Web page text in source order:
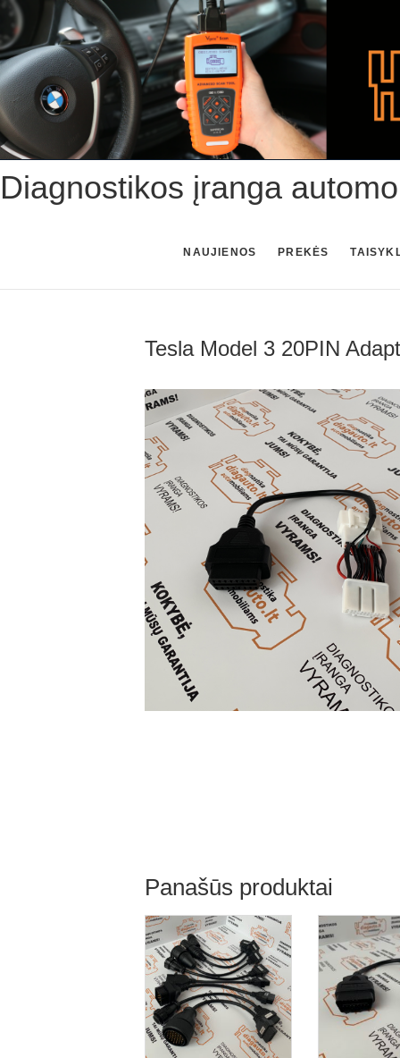
Skip
to
content
Diagnostikos įranga
NAUJIENOS PREKĖS
Tesla Model 3 20PIN
Panašūs produktai